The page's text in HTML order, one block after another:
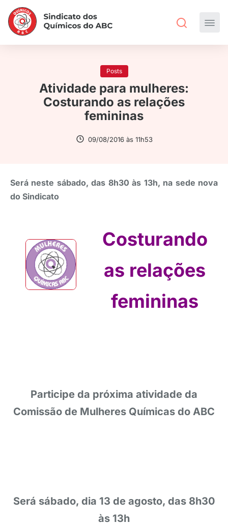
Posts
Atividade para mulheres:
Costurando as relações
femininas
09/08/2016 às 11h53
Será neste sábado, das 8h30 às 13h, na sede nova
do Sindicato
Costurando
as relações
femininas
Participe da próxima atividade da
Comissão de Mulheres Químicas do ABC
Será sábado, dia 13 de agosto, das 8h30
às 13h